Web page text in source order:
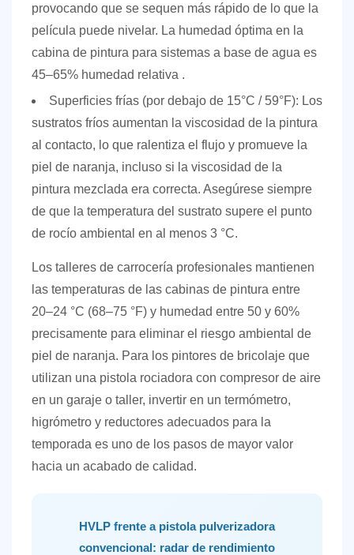
provocando que se sequen más rápido de lo que la
película puede nivelar. La humedad óptima en la
cabina de pintura para sistemas a base de agua es
45–65% humedad relativa .
Superficies frías (por debajo de 15°C / 59°F): Los
sustratos fríos aumentan la viscosidad de la pintura
al contacto, lo que ralentiza el flujo y promueve la
piel de naranja, incluso si la viscosidad de la
pintura mezclada era correcta. Asegúrese siempre
de que la temperatura del sustrato supere el punto
de rocío ambiental en al menos 3 °C.
Los talleres de carrocería profesionales mantienen
las temperaturas de las cabinas de pintura entre
20–24 °C (68–75 °F) y humedad entre 50 y 60%
precisamente para eliminar el riesgo ambiental de
piel de naranja. Para los pintores de bricolaje que
utilizan una pistola rociadora con compresor de aire
en un garaje o taller, invertir en un termómetro,
higrómetro y reductores adecuados para la
temporada es uno de los pasos de mayor valor
hacia un acabado de calidad.
HVLP frente a pistola pulverizadora
convencional: radar de rendimiento